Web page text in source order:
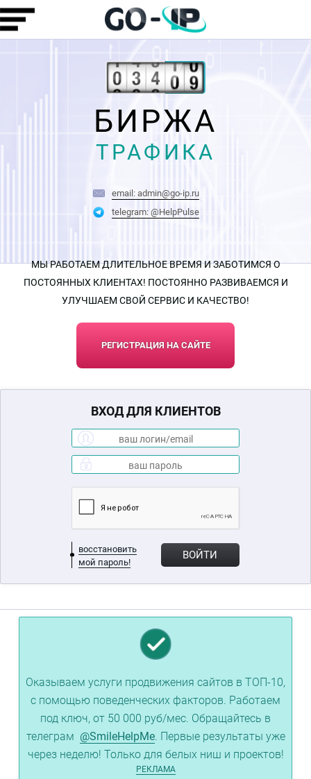
БИРЖА
ТРАФИКА
email: admin@go-ip.ru
telegram: @HelpPulse
МЫ РАБОТАЕМ ДЛИТЕЛЬНОЕ ВРЕМЯ И ЗАБОТИМСЯ О
ПОСТОЯННЫХ КЛИЕНТАХ! ПОСТОЯННО РАЗВИВАЕМСЯ И
УЛУЧШАЕМ СВОЙ СЕРВИС И КАЧЕСТВО!
РЕГИСТРАЦИЯ НА САЙТЕ
ВХОД ДЛЯ КЛИЕНТОВ
восстановить
мой пароль!
ВОЙТИ
Оказываем услуги продвижения сайтов в ТОП-10,
с помощью поведенческих факторов. Работаем
под ключ, от 50 000 руб/мес. Обращайтесь в
телеграм @SmileHelpMe. Первые результаты уже
через неделю! Только для белых ниш и проектов!
РЕКЛАМА